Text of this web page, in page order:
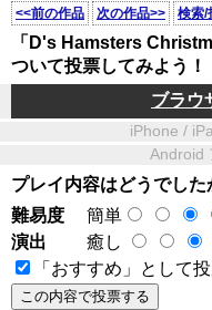
<<前の作品 次の作品>> 検索/
「D's Hamsters
ついて投票してみよう！
ブラウ
iPhone /
Android
プレイ内容はどうでした
難易度
簡単
演出
癒し
「おすすめ」として